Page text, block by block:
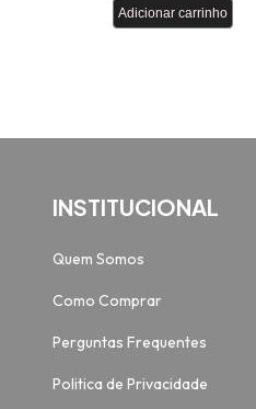
INSTITUCIONAL
Quem Somos
Como Comprar
Perguntas Frequentes
Politica de Privacidade